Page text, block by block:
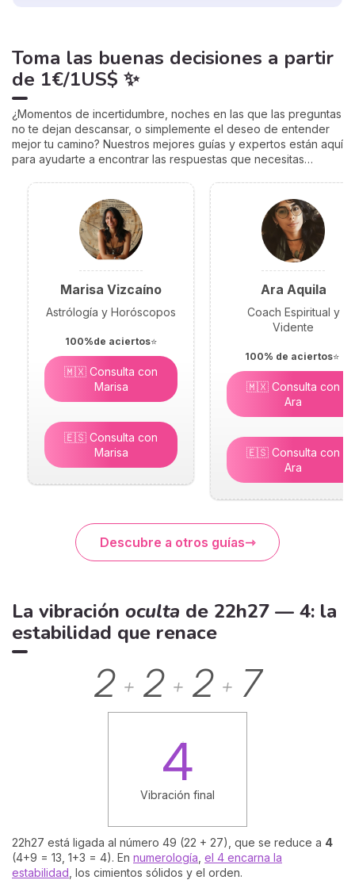
Toma las buenas decisiones a partir
de 1€/1US$ ✨
¿Momentos de incertidumbre, noches en las que las preguntas
no te dejan descansar, o simplemente el deseo de entender
mejor tu camino? Nuestros mejores guías y expertos están aquí
para ayudarte a encontrar las respuestas que necesitas…
Marisa Vizcaíno
Astrólogía y Horóscopos
100%de aciertos⭐
🇲🇽 Consulta con
Marisa
🇪🇸 Consulta con
Marisa
Ara Aquila
Coach Espiritual y
Vidente
100% de aciertos⭐
🇲🇽 Consulta con
Ara
🇪🇸 Consulta con
Ara
Descubre a otros guías
La vibración oculta de 22h27 — 4: la
estabilidad que renace
2 + 2 + 2 + 7
4
Vibración final
22h27 está ligada al número 49 (22 + 27), que se reduce a 4
(4+9 = 13, 1+3 = 4). En numerología el 4 encarna la
estabilidad , los cimientos sólidos y el orden.